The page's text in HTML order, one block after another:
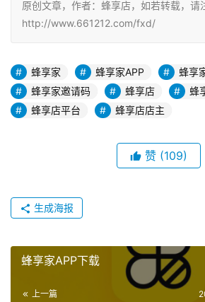
原创文章，作者：蜂享店，如若转载，请
http://www.661212.com/fxd/
蜂享家 蜂享家APP
蜂享
蜂享家邀请码
蜂享店
蜂
蜂享店平台
蜂享店店主
赞 (109)
生成海报
蜂享家APP下载
上一篇